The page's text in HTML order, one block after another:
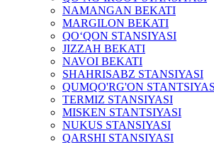
NAMANGAN BEKATI
MARGILON BEKATI
QO‘QON STANSIYASI
JIZZAH BEKATI
NAVOI BEKATI
SHAHRISABZ STANSIYASI
QUMQO'RG'ON
TERMIZ STANSIYASI
MISKEN STANTSIYASI
NUKUS STANSIYASI
QARSHI STANSIYASI